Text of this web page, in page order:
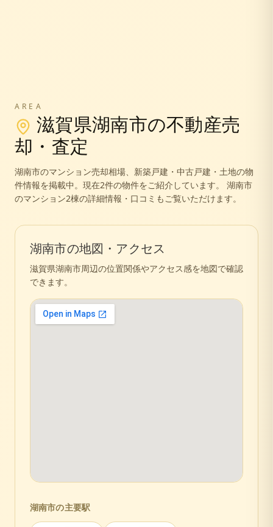
AREA
滋賀県湖南市の不動産売
却・査定
湖南市のマンション売却相場、新築戸建・中古戸建・土地の物
件情報を掲載中。 現在2件の物件をご紹介しています。
湖南市
のマンション2棟の詳細情報・口コミもご覧いただけます。
湖南市の地図・アクセス
滋賀県湖南市周辺の位置関係やアクセス感を地図で確認
できます。
湖南市の主要駅